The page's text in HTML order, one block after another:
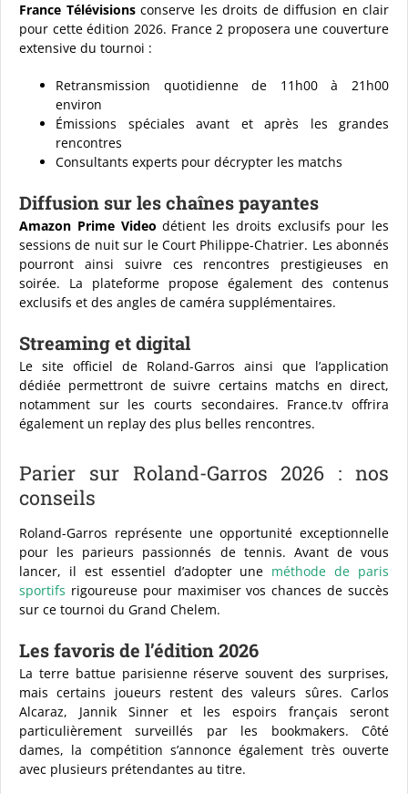
France Télévisionsconserve les droits de diffusion en clair
pour cette édition 2026. France 2 proposera une couverture
extensive du tournoi :
Retransmission quotidienne de 11h00 à 21h00
environ
Émissions spéciales avant et après les grandes
rencontres
Consultants experts pour décrypter les matchs
Diffusion sur les chaînes payantes
Amazon Prime Video détient les droits exclusifs pour les
sessions de nuit sur le Court Philippe-Chatrier. Les abonnés
pourront ainsi suivre ces rencontres prestigieuses en
soirée. La plateforme propose également des contenus
exclusifs et des angles de caméra supplémentaires.
Streaming et digital
Le site officiel de Roland-Garros ainsi que l’application
dédiée permettront de suivre certains matchs en direct,
notamment sur les courts secondaires. France.tv offrira
également un replay des plus belles rencontres.
Parier sur Roland-Garros 2026 : nos
conseils
Roland-Garros représente une opportunité exceptionnelle
pour les parieurs passionnés de tennis. Avant de vous
lancer, il est essentiel d’adopter une méthode de paris
sportifs rigoureuse pour maximiser vos chances de succès
sur ce tournoi du Grand Chelem.
Les favoris de l’édition 2026
La terre battue parisienne réserve souvent des surprises,
mais certains joueurs restent des valeurs sûres. Carlos
Alcaraz, Jannik Sinner et les espoirs français seront
particulièrement surveillés par les bookmakers. Côté
dames, la compétition s’annonce également très ouverte
avec plusieurs prétendantes au titre.